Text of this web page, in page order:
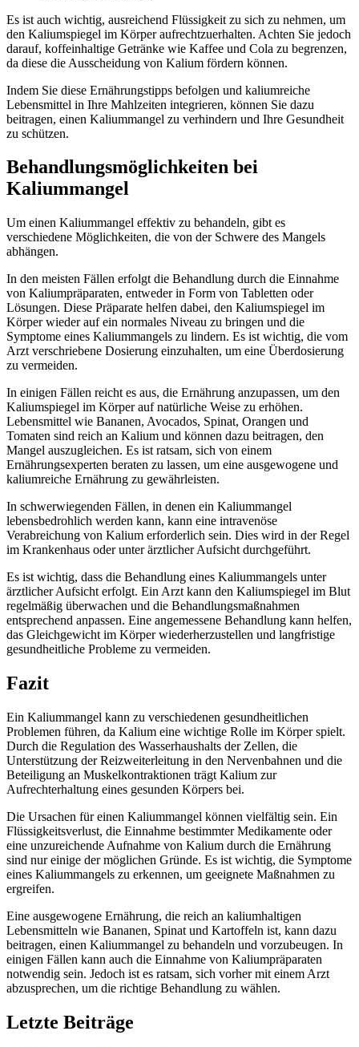
Es ist auch wichtig, ausreichend Flüssigkeit zu sich zu nehmen, um
den Kaliumspiegel im Körper aufrechtzuerhalten. Achten Sie jedoch
darauf, koffeinhaltige Getränke wie Kaffee und Cola zu begrenzen,
da diese die Ausscheidung von Kalium fördern können.
Indem Sie diese Ernährungstipps befolgen und kaliumreiche
Lebensmittel in Ihre Mahlzeiten integrieren, können Sie dazu
beitragen, einen Kaliummangel zu verhindern und Ihre Gesundheit
zu schützen.
Behandlungsmöglichkeiten bei
Kaliummangel
Um einen Kaliummangel effektiv zu behandeln, gibt es
verschiedene Möglichkeiten, die von der Schwere des Mangels
abhängen.
In den meisten Fällen erfolgt die Behandlung durch die Einnahme
von Kaliumpräparaten, entweder in Form von Tabletten oder
Lösungen. Diese Präparate helfen dabei, den Kaliumspiegel im
Körper wieder auf ein normales Niveau zu bringen und die
Symptome eines Kaliummangels zu lindern. Es ist wichtig, die vom
Arzt verschriebene Dosierung einzuhalten, um eine Überdosierung
zu vermeiden.
In einigen Fällen reicht es aus, die Ernährung anzupassen, um den
Kaliumspiegel im Körper auf natürliche Weise zu erhöhen.
Lebensmittel wie Bananen, Avocados, Spinat, Orangen und
Tomaten sind reich an Kalium und können dazu beitragen, den
Mangel auszugleichen. Es ist ratsam, sich von einem
Ernährungsexperten beraten zu lassen, um eine ausgewogene und
kaliumreiche Ernährung zu gewährleisten.
In schwerwiegenden Fällen, in denen ein Kaliummangel
lebensbedrohlich werden kann, kann eine intravenöse
Verabreichung von Kalium erforderlich sein. Dies wird in der Regel
im Krankenhaus oder unter ärztlicher Aufsicht durchgeführt.
Es ist wichtig, dass die Behandlung eines Kaliummangels unter
ärztlicher Aufsicht erfolgt. Ein Arzt kann den Kaliumspiegel im Blut
regelmäßig überwachen und die Behandlungsmaßnahmen
entsprechend anpassen. Eine angemessene Behandlung kann helfen,
das Gleichgewicht im Körper wiederherzustellen und langfristige
gesundheitliche Probleme zu vermeiden.
Fazit
Ein Kaliummangel kann zu verschiedenen gesundheitlichen
Problemen führen, da Kalium eine wichtige Rolle im Körper spielt.
Durch die Regulation des Wasserhaushalts der Zellen, die
Unterstützung der Reizweiterleitung in den Nervenbahnen und die
Beteiligung an Muskelkontraktionen trägt Kalium zur
Aufrechterhaltung eines gesunden Körpers bei.
Die Ursachen für einen Kaliummangel können vielfältig sein. Ein
Flüssigkeitsverlust, die Einnahme bestimmter Medikamente oder
eine unzureichende Aufnahme von Kalium durch die Ernährung
sind nur einige der möglichen Gründe. Es ist wichtig, die Symptome
eines Kaliummangels zu erkennen, um geeignete Maßnahmen zu
ergreifen.
Eine ausgewogene Ernährung, die reich an kaliumhaltigen
Lebensmitteln wie Bananen, Spinat und Kartoffeln ist, kann dazu
beitragen, einen Kaliummangel zu behandeln und vorzubeugen. In
einigen Fällen kann auch die Einnahme von Kaliumpräparaten
notwendig sein. Jedoch ist es ratsam, sich vorher mit einem Arzt
abzusprechen, um die richtige Behandlung zu wählen.
Letzte Beiträge